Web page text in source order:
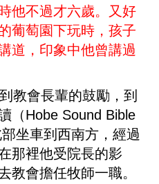
他不過才六歲。又好
葡萄園下玩時，孩子
道，印象中他曾講過
會長輩的鼓勵，到
（Hobe Sound Bible
坐車到西南方，經過
那裡他受院長的影
教會擔任牧師一職。